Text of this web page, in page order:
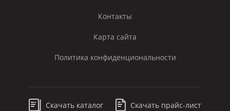
Контакты
Карта сайта
Политика конфиденциональности
Скачать каталог Скачать прайс-лист